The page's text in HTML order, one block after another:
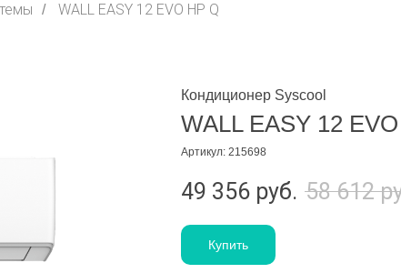
/ WALL EASY 12 EVO HP Q
Кондиционер Syscool
WALL EASY 12
Артикул: 215698
49 356 руб. 58 612
Купить